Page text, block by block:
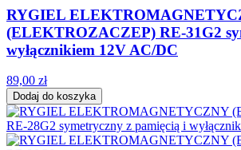
RYGIEL
(ELEKTROZACZEP) RE-31G2
wyłącznikiem 12V AC/DC
89,00 zł
Dodaj do koszyka